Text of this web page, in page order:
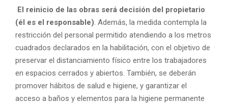
El reinicio de las obras será decisión del propietario
(él es el responsable) . Además, la medida contempla la
restricción del personal permitido atendiendo a los metros
cuadrados declarados en la habilitación, con el objetivo de
preservar el distanciamiento físico entre los trabajadores
en espacios cerrados y abiertos. También, se deberán
promover hábitos de salud e higiene, y garantizar el
acceso a baños y elementos para la higiene permanente